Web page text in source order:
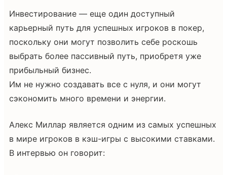
Инвестирование — еще один доступный
карьерный путь для успешных игроков в покер,
поскольку они могут позволить себе роскошь
выбрать более пассивный путь, приобретя уже
прибыльный бизнес.
Им не нужно создавать все с нуля, и они могут
сэкономить много времени и энергии.
Алекс Миллар является одним из самых успешных
в мире игроков в кэш-игры с высокими ставками.
В интервью он говорит: